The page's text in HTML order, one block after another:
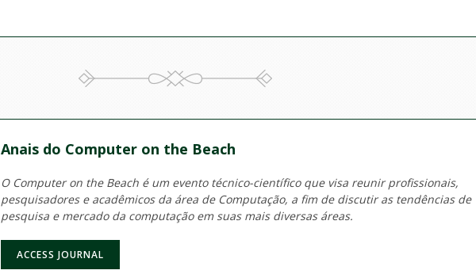
Anais do Computer on the Beach
O Computer on the Beach é um evento técnico-científico que visa reunir profissionais,
pesquisadores e acadêmicos da área de Computação, a fim de discutir as tendências de
pesquisa e mercado da computação em suas mais diversas áreas.
ACCESS JOURNAL